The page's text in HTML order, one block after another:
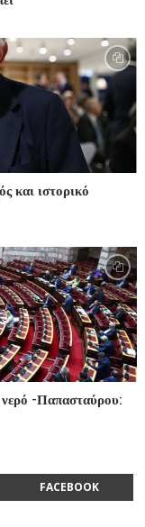
και ιστορικό
νερό -Παπασταύρου:
FACEBOOK